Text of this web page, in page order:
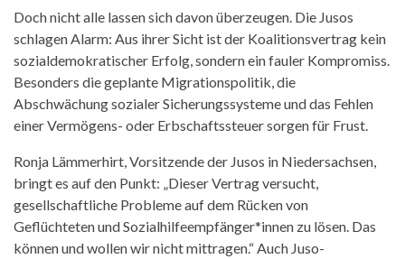
Doch nicht alle lassen sich davon überzeugen. Die Jusos
schlagen Alarm: Aus ihrer Sicht ist der Koalitionsvertrag kein
sozialdemokratischer Erfolg, sondern ein fauler Kompromiss.
Besonders die geplante Migrationspolitik, die
Abschwächung sozialer Sicherungssysteme und das Fehlen
einer Vermögens- oder Erbschaftssteuer sorgen für Frust.
Ronja Lämmerhirt, Vorsitzende der Jusos in Niedersachsen,
bringt es auf den Punkt: „Dieser Vertrag versucht,
gesellschaftliche Probleme auf dem Rücken von
Geflüchteten und Sozialhilfeempfänger*innen zu lösen. Das
können und wollen wir nicht mittragen.“ Auch Juso-